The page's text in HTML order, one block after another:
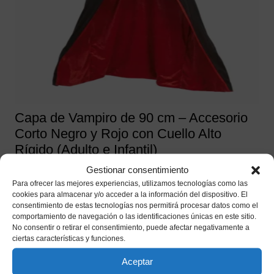
Gestionar consentimiento
Para ofrecer las mejores experiencias, utilizamos tecnologías como las
cookies para almacenar y/o acceder a la información del dispositivo. El
consentimiento de estas tecnologías nos permitirá procesar datos como el
comportamiento de navegación o las identificaciones únicas en este sitio.
No consentir o retirar el consentimiento, puede afectar negativamente a
ciertas características y funciones.
Aceptar
Capa de Vampiro de 90 cm – Accesorio
Corto Negro y Rojo con Cuello Alto
Rígido (Adulto e Infantil)
IVA incluido
Añadir a mi lista de deseos